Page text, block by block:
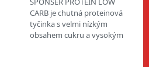
CARB je chutná proteinová
tyčinka s velmi nízkým
obsahem cukru a vysokým